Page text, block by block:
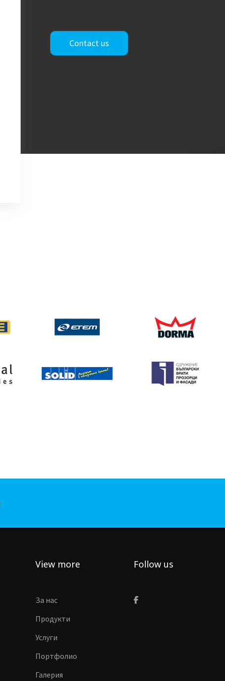
Contact us
View more
За нас
Продукти
Услуги
Портфолио
Галерия
Follow us